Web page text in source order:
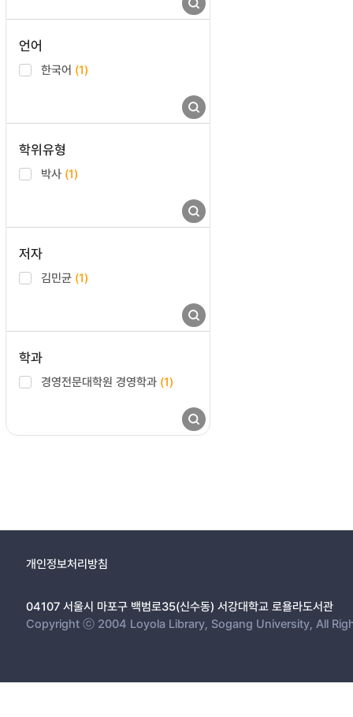
언어
한국어 (1)
학위유형
박사 (1)
저자
김민균 (1)
학과
경영전문대학원 경영학과 (1)
개인정보처리방침
04107 서울시 마포구 백범로35(신수동) 서강대학교 로욜라도서관
Copyright ⓒ 2004 Loyola Library, Sogang University, All